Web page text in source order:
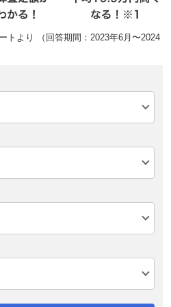
トより （回答期間：2023年6月〜2024